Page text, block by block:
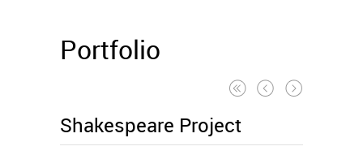
Portfolio
Shakespeare Project